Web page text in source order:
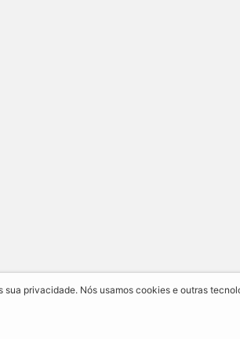
sua privacidade. Nós usamos cookies e outras